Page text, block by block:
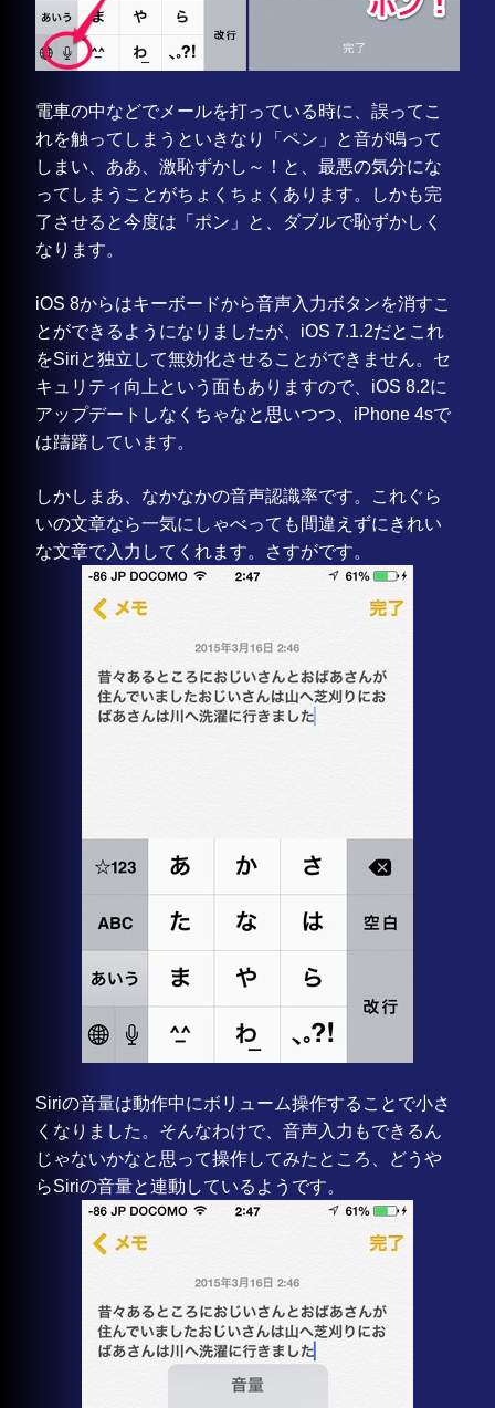
電車の中などでメールを打っている時に、誤ってこ
れを触ってしまうといきなり「ペン」と音が鳴って
しまい、ああ、激恥ずかし～！と、最悪の気分にな
ってしまうことがちょくちょくあります。しかも完
了させると今度は「ポン」と、ダブルで恥ずかしく
なります。
iOS 8からはキーボードから音声入力ボタンを消すこ
とができるようになりましたが、iOS 7.1.2だとこれ
をSiriと独立して無効化させることができません。セ
キュリティ向上という面もありますので、iOS 8.2に
アップデートしなくちゃなと思いつつ、iPhone 4sで
は躊躇しています。
しかしまあ、なかなかの音声認識率です。これぐら
いの文章なら一気にしゃべっても間違えずにきれい
な文章で入力してくれます。さすがです。
Siriの音量は動作中にボリューム操作することで小さ
くなりました。そんなわけで、音声入力もできるん
じゃないかなと思って操作してみたところ、どうや
らSiriの音量と連動しているようです。